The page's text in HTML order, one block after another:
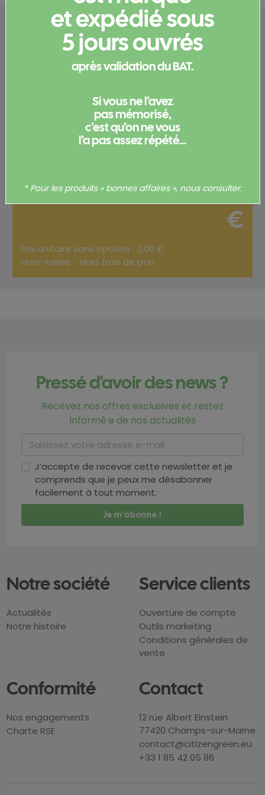
Configurez votre
produit
et/ou commander votre produit.
Votre commande
Total
0,00
€
Prix unitaire sans options : 0,00 €
Hors-taxes - Hors frais de port
Pressé d'avoir des news ?
Recevez nos offres exclusives et restez
informé·e de nos actualités
J’accepte de recevoir cette newsletter et je
comprends que je peux me désabonner
facilement à tout moment.
Notre société
Actualités
Notre histoire
Service clients
Ouverture de compte
Outils marketing
Conditions générales de
vente
Conformité
Nos engagements
Charte RSE
Contact
12 rue Albert Einstein
77420 Champs-sur-Marne
contact@citizengreen.eu
+33 1 85 42 05 86
et expédié sous
5 jours ouvrés
après validation du BAT.
Si vous ne l’avez
pas mémorisé,
c’est qu’on ne vous
l’a pas assez répété...
* Pour les produits « bonnes affaires », nous consulter.